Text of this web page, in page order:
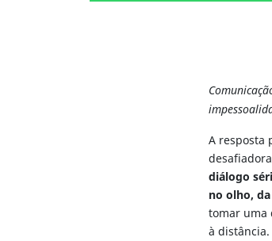
A resposta
diálogo
no olho,
tomar uma
à distância.